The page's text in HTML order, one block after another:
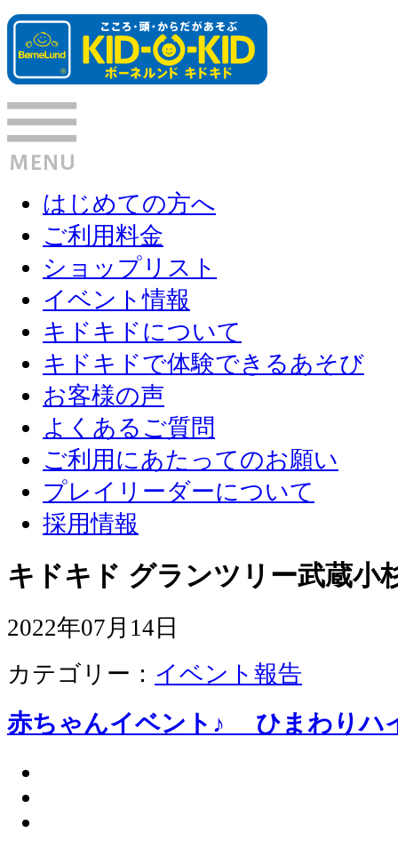
はじめての方へ
ご利用料金
ショップリスト
イベント情報
キドキドについて
キドキドで体験できるあそび
お客様の声
よくあるご質問
ご利用にあたってのお願い
プレイリーダーについて
採用情報
キドキド グランツリー武蔵小
2022年07月14日
カテゴリー： イベント報告
赤ちゃんイベント♪ ひまわりハ